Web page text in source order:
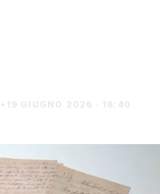
• 19 GIUGNO 2026 · 16:40